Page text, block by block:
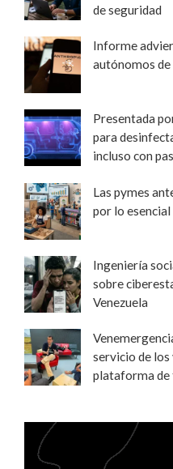
de seguridad
Informe
autónomos
Presentada
para
incluso con
Las pymes
por lo
Ingeniería
sobre
Venezuela
servicio de
plataforma